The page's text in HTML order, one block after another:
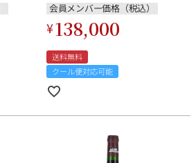
会員メンバー価格（税込）
¥138,000
送料無料
クール便対応可能